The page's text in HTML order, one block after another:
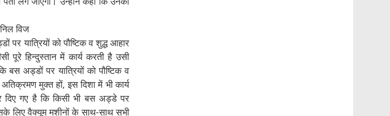
विज
यात्रियों को पौष्टिक व शुद्ध आहार
पूरे हिन्दुस्तान में कार्य करती है उसी
बस अड्डों पर यात्रियों को पौष्टिक व
मुक्त हों, इस दिशा में भी कार्य
दिए गए है कि किसी भी बस अड्डे पर
लिए वैक्यूम मशीनों के साथ-साथ सभी